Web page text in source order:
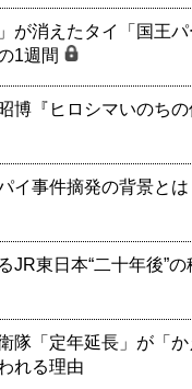
が消えたタイ「国王パ
1週間
『ヒロシマいのちの
イ事件摘発の背景とは
JR東日本“二十年後”
隊「定年延長」が「か
れる理由